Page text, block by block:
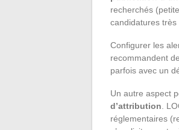
recherchés
candidatures très
Configurer les
recommandent
parfois avec un
Un autre aspect
d’attribution .
réglementaires